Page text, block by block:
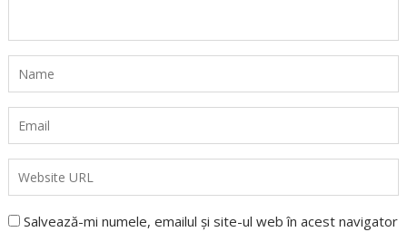
Salvează-mi numele, emailul și site-ul web în acest navigator